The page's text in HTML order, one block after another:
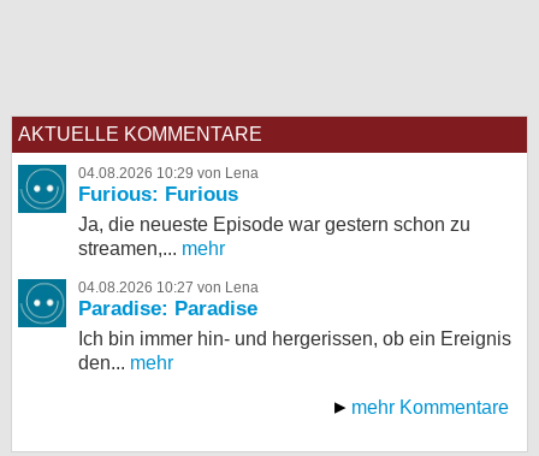
AKTUELLE KOMMENTARE
04.08.2026 10:29 von Lena
Furious: Furious
Ja, die neueste Episode war gestern schon zu
streamen,... mehr
04.08.2026 10:27 von Lena
Paradise: Paradise
Ich bin immer hin- und hergerissen, ob ein Ereignis
den... mehr
mehr Kommentare